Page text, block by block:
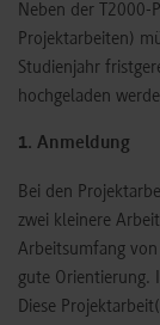
Neben der T2000-
Projektarbeiten)
Studienjahr
hochgeladen
1. Anmeldung
Bei den
zwei kleinere
Arbeitsumfang
gute Orientierung.
Diese